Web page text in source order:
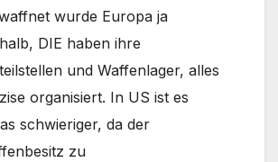
wurde Europa ja
DIE haben ihre
und Waffenlager, alles
organisiert. In US ist es
schwieriger, da der
zu